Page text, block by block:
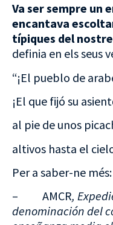
Va ser sempre un
encantava
típiques del
definia en els seus
“¡El pueblo de
¡El que fijó su
al pie de unos
altivos hasta el
Per a saber-ne més:
– AMCR,
denominación del